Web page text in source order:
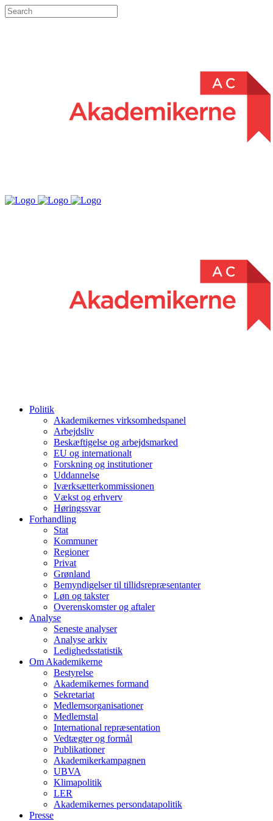
Politik
Akademikernes virksomhedspanel
Arbejdsliv
Beskæftigelse og arbejdsmarked
EU og internationalt
Forskning og institutioner
Uddannelse
Iværksætterkommissionen
Vækst og erhverv
Høringssvar
Forhandling
Stat
Kommuner
Regioner
Privat
Grønland
Bemyndigelser til tillidsrepræsentanter
Løn og takster
Overenskomster og aftaler
Analyse
Seneste analyser
Analyse arkiv
Ledighedsstatistik
Om Akademikerne
Bestyrelse
Akademikernes formand
Sekretariat
Medlemsorganisationer
Medlemstal
International repræsentation
Vedtægter og formål
Publikationer
Akademikerkampagnen
UBVA
Klimapolitik
LER
Akademikernes persondatapolitik
Presse